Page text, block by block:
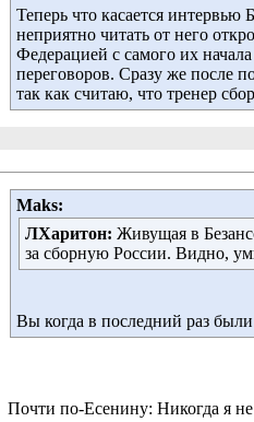
Теперь что касается
неприятно читать от него
Федерацией с самого их
переговоров. Сразу же после
так как считаю, что тренер
Maks:
ЛХаритон: Живущая в
за сборную России. Видно,
Вы когда в последний раз
Почти по-Есенину: Никогда я